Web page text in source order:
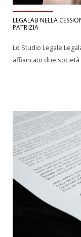
LEGALAB NELLA
PATRIZIA
Lo Studio Legale
affiancato due